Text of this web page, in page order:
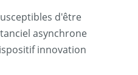
d'être
asynchrone
innovation